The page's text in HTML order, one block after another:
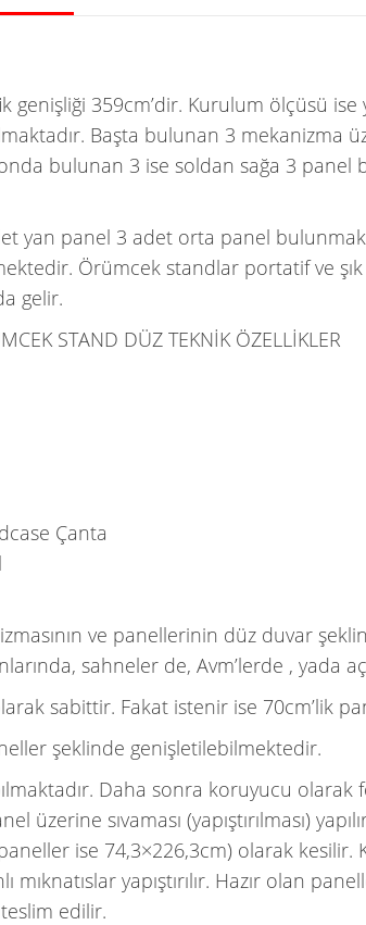
genişliği 359cm’dir. Kurulum ölçüsü
Başta bulunan 3 mekanizma
bulunan 3 ise soldan sağa 3 panel
yan panel 3 adet orta panel
Örümcek standlar portatif ve şık
gelir.
STAND DÜZ TEKNİK ÖZELLİKLER
Çanta
ve panellerinin düz duvar
sahneler de, Avm’lerde , yada
sabittir. Fakat istenir ise 70cm’lik
şeklinde genişletilebilmektedir.
Daha sonra koruyucu
sıvaması (yapıştırılması)
ise 74,3×226,3cm) olarak kesilir.
mıknatıslar yapıştırılır. Hazır olan
edilir.